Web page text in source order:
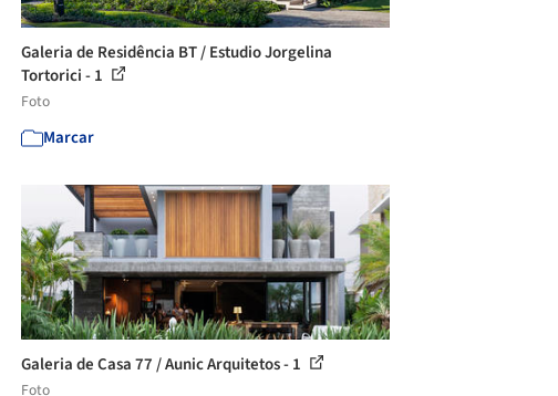
Galeria de Residência BT / Estudio Jorgelina
Tortorici - 1
Foto
Marcar
Galeria de Casa 77 / Aunic Arquitetos - 1
Foto